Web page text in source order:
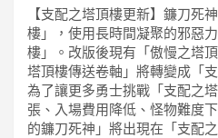
【支配之塔頂樓更新】鐮刀死
樓」，使用長時間凝聚的邪惡
樓」。改版後現有「傲慢之塔
塔頂樓傳送卷軸」將轉變成「
為了讓更多勇士挑戰「支配之
張、入場費用降低、怪物難度
的鐮刀死神」將出現在「支配